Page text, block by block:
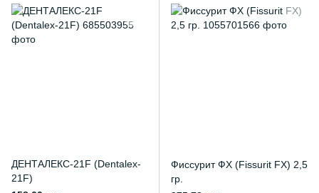
ДЕНТАЛЕКС-21F (Dentalex-
21F)
Фиссурит ФХ (Fissurit FX) 2,5
гр.